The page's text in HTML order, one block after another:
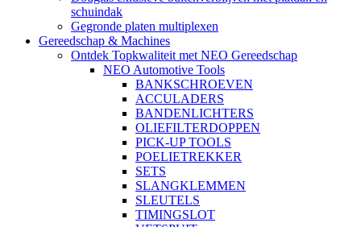
schuindak
Gegronde platen multiplexen
Gereedschap & Machines
Ontdek Topkwaliteit met NEO Gereedschap
NEO Automotive Tools
BANKSCHROEVEN
ACCULADERS
BANDENLICHTERS
OLIEFILTERDOPPEN
PICK-UP TOOLS
POELIETREKKER
SETS
SLANGKLEMMEN
SLEUTELS
TIMINGSLOT